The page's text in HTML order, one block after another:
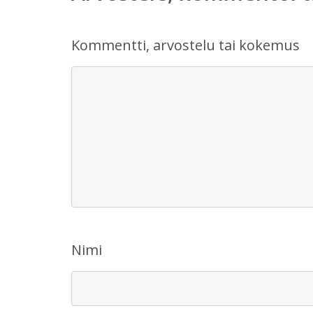
Kommentti, arvostelu tai kokemus
Nimi